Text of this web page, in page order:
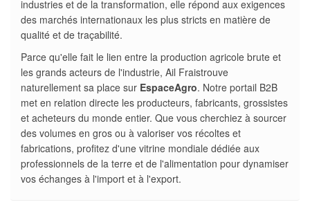
industries et de la transformation, elle répond aux exigences
des marchés internationaux les plus stricts en matière de
qualité et de traçabilité.
Parce qu'elle fait le lien entre la production agricole brute et
les grands acteurs de l'industrie, Ail Fraistrouve
naturellement sa place sur EspaceAgro. Notre portail B2B
met en relation directe les producteurs, fabricants, grossistes
et acheteurs du monde entier. Que vous cherchiez à sourcer
des volumes en gros ou à valoriser vos récoltes et
fabrications, profitez d'une vitrine mondiale dédiée aux
professionnels de la terre et de l'alimentation pour dynamiser
vos échanges à l'import et à l'export.